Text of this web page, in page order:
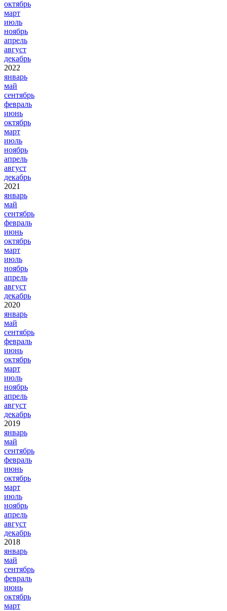
октябрь
март
июль
ноябрь
апрель
август
декабрь
2022
январь
май
сентябрь
февраль
июнь
октябрь
март
июль
ноябрь
апрель
август
декабрь
2021
январь
май
сентябрь
февраль
июнь
октябрь
март
июль
ноябрь
апрель
август
декабрь
2020
январь
май
сентябрь
февраль
июнь
октябрь
март
июль
ноябрь
апрель
август
декабрь
2019
январь
май
сентябрь
февраль
июнь
октябрь
март
июль
ноябрь
апрель
август
декабрь
2018
январь
май
сентябрь
февраль
июнь
октябрь
март